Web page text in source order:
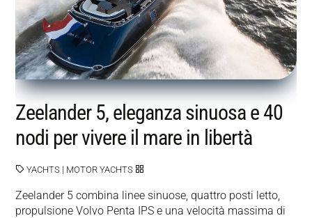
Zeelander 5, eleganza sinuosa e 40
nodi per vivere il mare in libertà
YACHTS | MOTOR YACHTS
Zeelander 5 combina linee sinuose, quattro posti letto,
propulsione Volvo Penta IPS e una velocità massima di